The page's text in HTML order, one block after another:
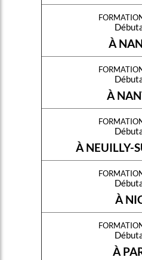
À
À
À NEUILLY-
À
À